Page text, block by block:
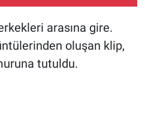
arasına gire.
oluşan klip,
tutuldu.